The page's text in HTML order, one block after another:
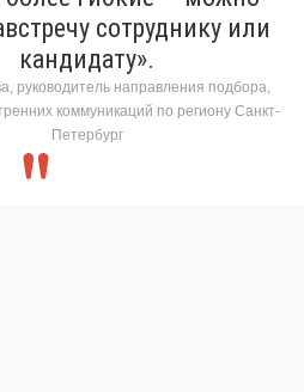
сотруднику или
кандидату».
руководитель направления подбора,
коммуникаций по региону Санкт-
Петербург